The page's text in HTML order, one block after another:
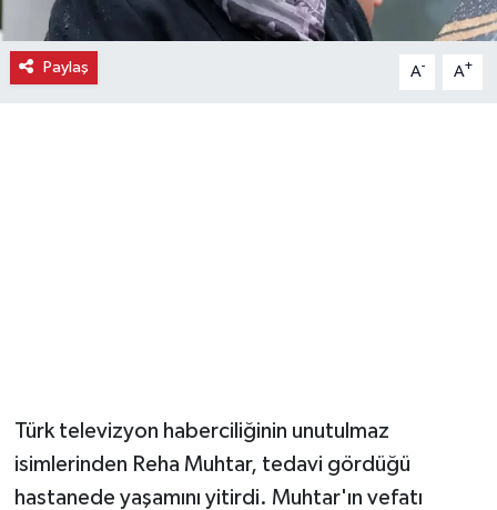
Paylaş A- A+
Türk televizyon haberciliğinin unutulmaz
isimlerinden Reha Muhtar, tedavi gördüğü
hastanede yaşamını yitirdi. Muhtar'ın vefatı
Haber
Seri İlan
Siyaset